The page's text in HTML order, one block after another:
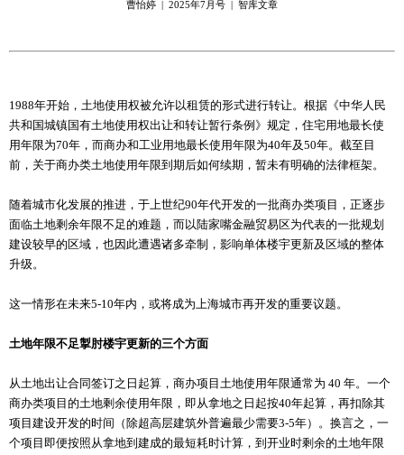
曹怡婷 | 2025年7月号 | 智库文章
1988年开始，土地使用权被允许以租赁的形式进行转让。根据《中华人民
共和国城镇国有土地使用权出让和转让暂行条例》规定，住宅用地最长使
用年限为70年，而商办和工业用地最长使用年限为40年及50年。截至目
前，关于商办类土地使用年限到期后如何续期，暂未有明确的法律框架。
随着城市化发展的推进，于上世纪90年代开发的一批商办类项目，正逐步
面临土地剩余年限不足的难题，而以陆家嘴金融贸易区为代表的一批规划
建设较早的区域，也因此遭遇诸多牵制，影响单体楼宇更新及区域的整体
升级。
这一情形在未来5-10年内，或将成为上海城市再开发的重要议题。
土地年限不足掣肘楼宇更新的三个方面
从土地出让合同签订之日起算，商办项目土地使用年限通常为 40 年。一个
商办类项目的土地剩余使用年限，即从拿地之日起按40年起算，再扣除其
项目建设开发的时间（除超高层建筑外普遍最少需要3-5年）。换言之，一
个项目即便按照从拿地到建成的最短耗时计算，到开业时剩余的土地年限